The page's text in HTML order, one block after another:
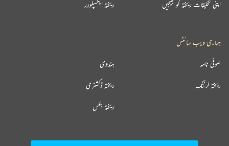
اپنی تخلیقات ریختہ کو بھیجیں ریختہ ایکسپلورر
ہماری ویب سائٹس
ہندوی صوفی نامہ
ریختہ ڈکشنری ریختہ لرننگ
ریختہ بکس